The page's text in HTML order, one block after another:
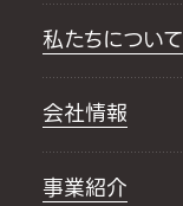
私たちについて
会社情報
事業紹介